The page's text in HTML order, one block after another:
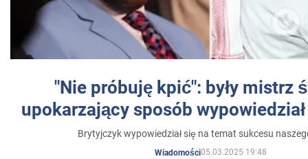
"Nie próbuję kpić": były mistrz
upokarzający sposób
Brytyjczyk wypowiedział się na temat sukcesu
Wiadomości05.03.2025 19:48